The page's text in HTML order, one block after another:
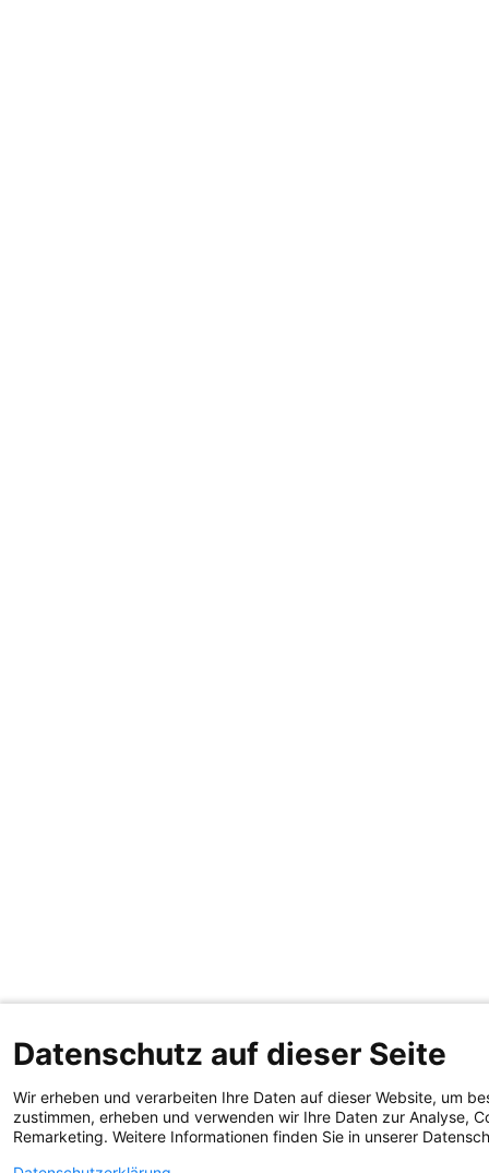
Datenschutz auf dieser Seite
Wir erheben und verarbeiten Ihre Daten auf dieser Website, um
zustimmen, erheben und verwenden wir Ihre Daten zur Analyse,
Remarketing. Weitere Informationen finden Sie in unserer